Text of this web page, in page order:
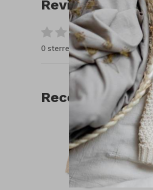
Reviews
0
0 sterren op basis van 0
Recente